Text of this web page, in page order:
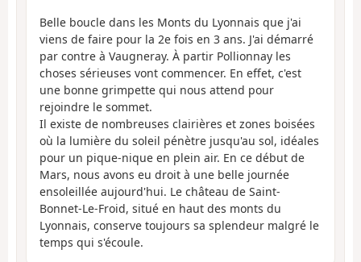
Belle boucle dans les Monts du Lyonnais que j'ai
viens de faire pour la 2e fois en 3 ans. J'ai démarré
par contre à Vaugneray. À partir Pollionnay les
choses sérieuses vont commencer. En effet, c'est
une bonne grimpette qui nous attend pour
rejoindre le sommet.
Il existe de nombreuses clairières et zones boisées
où la lumière du soleil pénètre jusqu'au sol, idéales
pour un pique-nique en plein air. En ce début de
Mars, nous avons eu droit à une belle journée
ensoleillée aujourd'hui. Le château de Saint-
Bonnet-Le-Froid, situé en haut des monts du
Lyonnais, conserve toujours sa splendeur malgré le
temps qui s'écoule.